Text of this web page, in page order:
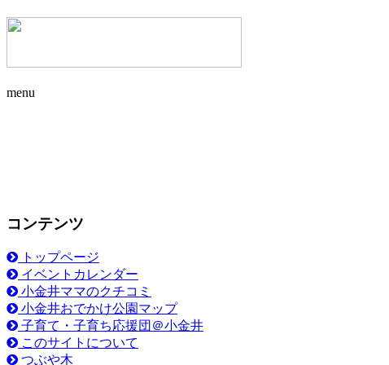
menu
コンテンツ
トップページ
イベントカレンダー
小金井ママのクチコミ
小金井おでかけ公園マップ
子育て・子育ち応援団＠小金井
このサイトについて
つぶや木